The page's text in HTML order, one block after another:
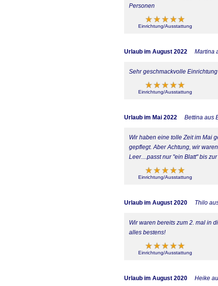
Personen
Einrichtung/Ausstattung
Urlaub im August 2022 Martina
Sehr geschmackvolle
Einrichtung/Ausstattung
Urlaub im Mai 2022 Bettina aus
Wir haben eine tolle Zeit im Mai
gepflegt. Aber Achtung, wir
Leer....passt nur "ein Blatt" bis
Einrichtung/Ausstattung
Urlaub im August 2020 Thilo
Wir waren bereits zum 2. mal in
alles bestens!
Einrichtung/Ausstattung
Urlaub im August 2020 Heike